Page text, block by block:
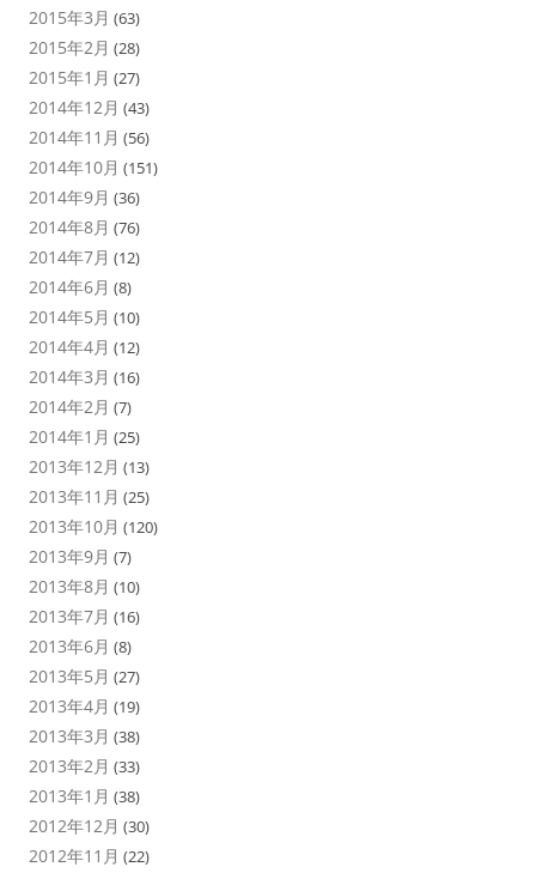
2015年3月 (63)
2015年2月 (28)
2015年1月 (27)
2014年12月 (43)
2014年11月 (56)
2014年10月 (151)
2014年9月 (36)
2014年8月 (76)
2014年7月 (12)
2014年6月 (8)
2014年5月 (10)
2014年4月 (12)
2014年3月 (16)
2014年2月 (7)
2014年1月 (25)
2013年12月 (13)
2013年11月 (25)
2013年10月 (120)
2013年9月 (7)
2013年8月 (10)
2013年7月 (16)
2013年6月 (8)
2013年5月 (27)
2013年4月 (19)
2013年3月 (38)
2013年2月 (33)
2013年1月 (38)
2012年12月 (30)
2012年11月 (22)